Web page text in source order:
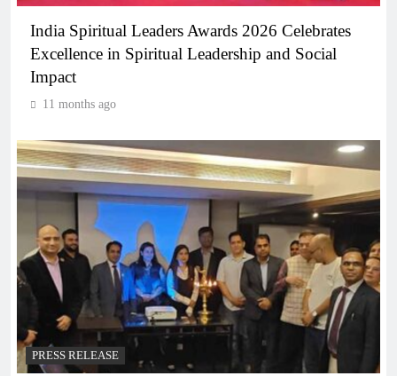
India Spiritual Leaders Awards 2026 Celebrates
Excellence in Spiritual Leadership and Social
Impact
11 months ago
PRESS RELEASE